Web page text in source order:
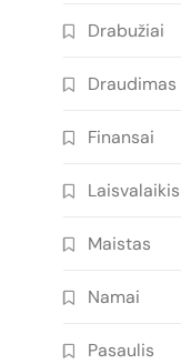
Drabužiai
Draudimas
Finansai
Laisvalaikis
Maistas
Namai
Pasaulis